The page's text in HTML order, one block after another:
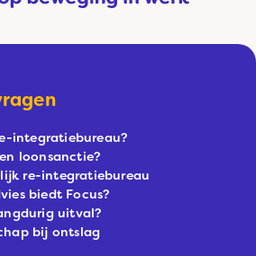
integratiebureau?
loonsanctie?
re-integratiebureau
biedt Focus?
uitval?
bij ontslag